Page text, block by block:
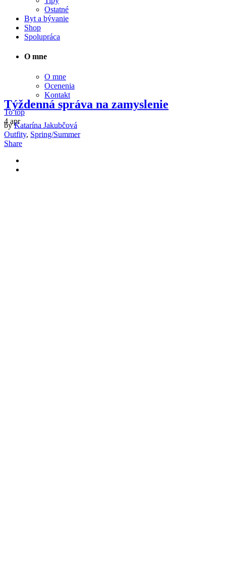
Ostatné
Byt a bývanie
Shop
Spolupráca
O mne
O mne
Ocenenia
Kontakt
To top
4 apr
Týždenná správa na zamyslenie
byKatarína Jakubčová
Outfity, Spring/Summer
Share